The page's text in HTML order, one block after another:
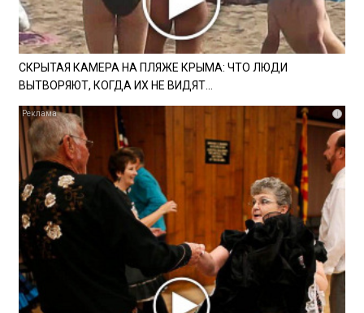
СКРЫТАЯ КАМЕРА НА ПЛЯЖЕ КРЫМА: ЧТО ЛЮДИ
ВЫТВОРЯЮТ, КОГДА ИХ НЕ ВИДЯТ...
i